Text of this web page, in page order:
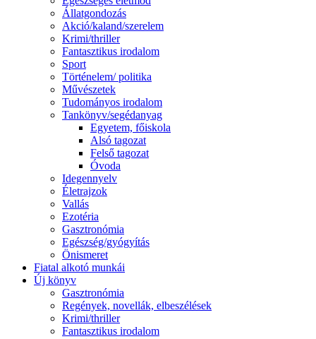
Állatgondozás
Akció/kaland/szerelem
Krimi/thriller
Fantasztikus irodalom
Sport
Történelem/ politika
Művészetek
Tudományos irodalom
Tankönyv/segédanyag
Egyetem, főiskola
Alsó tagozat
Felső tagozat
Óvoda
Idegennyelv
Életrajzok
Vallás
Ezotéria
Gasztronómia
Egészség/gyógyítás
Önismeret
Fiatal alkotó munkái
Új könyv
Gasztronómia
Regények, novellák, elbeszélések
Krimi/thriller
Fantasztikus irodalom